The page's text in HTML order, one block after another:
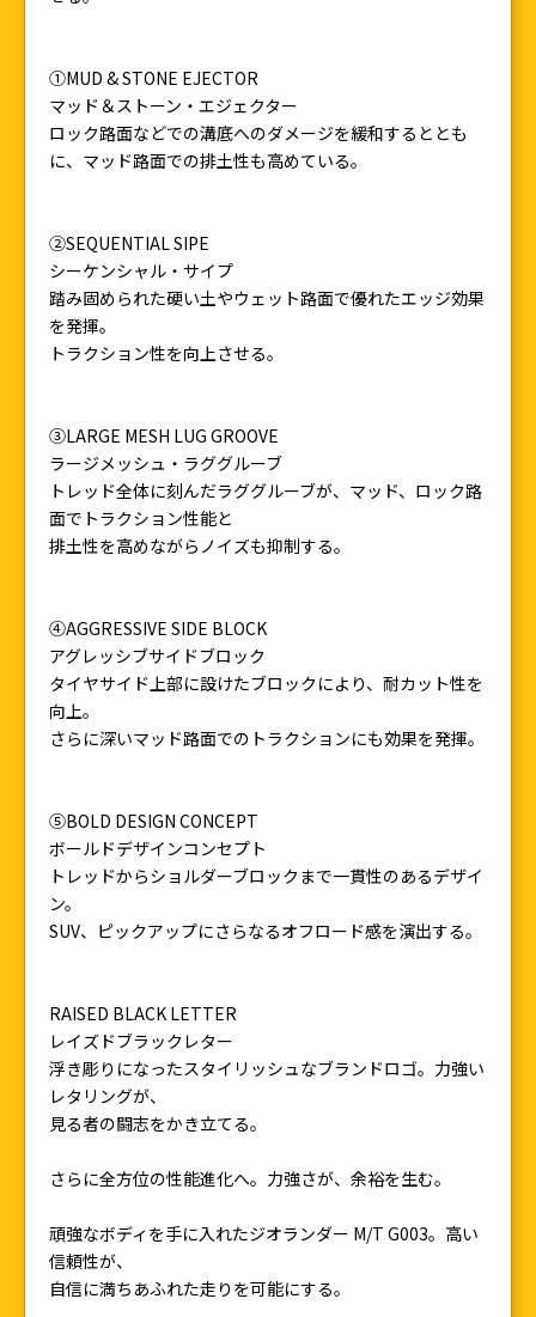
①MUD & STONE EJECTOR
マッド＆ストーン・エジェクター
ロック路面などでの溝底へのダメージを緩和するととも
に、マッド路面での排土性も高めている。
②SEQUENTIAL SIPE
シーケンシャル・サイプ
踏み固められた硬い土やウェット路面で優れたエッジ効果
を発揮。
トラクション性を向上させる。
③LARGE MESH LUG GROOVE
ラージメッシュ・ラググルーブ
トレッド全体に刻んだラググルーブが、マッド、ロック路
面でトラクション性能と
排土性を高めながらノイズも抑制する。
④AGGRESSIVE SIDE BLOCK
アグレッシブサイドブロック
タイヤサイド上部に設けたブロックにより、耐カット性を
向上。
さらに深いマッド路面でのトラクションにも効果を発揮。
⑤BOLD DESIGN CONCEPT
ボールドデザインコンセプト
トレッドからショルダーブロックまで一貫性のあるデザイ
ン。
SUV、ピックアップにさらなるオフロード感を演出する。
RAISED BLACK LETTER
レイズドブラックレター
浮き彫りになったスタイリッシュなブランドロゴ。力強い
レタリングが、
見る者の闘志をかき立てる。
さらに全方位の性能進化へ。力強さが、余裕を生む。
頑強なボディを手に入れたジオランダー M/T G003。高い
信頼性が、
自信に満ちあふれた走りを可能にする。